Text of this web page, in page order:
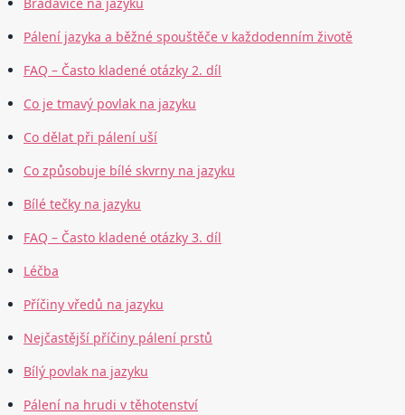
Bradavice na jazyku
Pálení jazyka a běžné spouštěče v každodenním životě
FAQ – Často kladené otázky 2. díl
Co je tmavý povlak na jazyku
Co dělat při pálení uší
Co způsobuje bílé skvrny na jazyku
Bílé tečky na jazyku
FAQ – Často kladené otázky 3. díl
Léčba
Příčiny vředů na jazyku
Nejčastější příčiny pálení prstů
Bílý povlak na jazyku
Pálení na hrudi v těhotenství